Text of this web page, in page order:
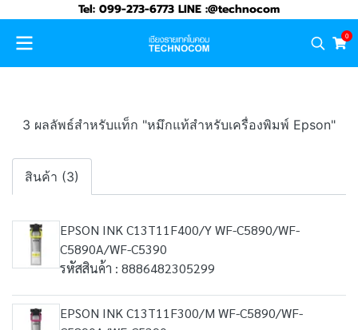
Tel: 099-273-6773 LINE :@technocom
0
3 ผลลัพธ์สำหรับแท็ก "หมึกแท้สำหรับเครื่องพิมพ์ Epson"
สินค้า (3)
EPSON INK C13T11F400/Y WF-C5890/WF-
C5890A/WF-C5390
รหัสสินค้า : 8886482305299
EPSON INK C13T11F300/M WF-C5890/WF-